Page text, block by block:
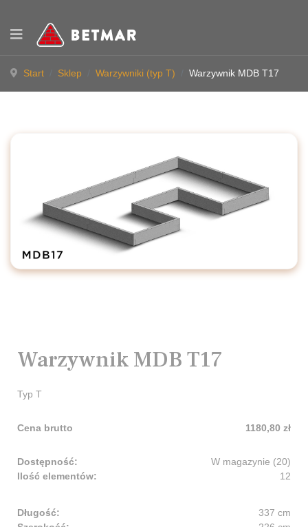
Start Sklep Warzywniki (typ T) Warzywnik MDB T17
Warzywnik MDB T17
Typ T
Cena brutto 1180,80 zł
Dostępność:
W magazynie (20)
Ilość elementów:
12
Długość:
337 cm